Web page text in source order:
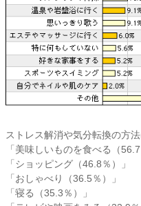
ストレス解消や気分転換の方法
「美味しいものを食べる（56.7
「ショッピング（46.8％）」
「おしゃべり（36.5％）」
「寝る（35.3％）」